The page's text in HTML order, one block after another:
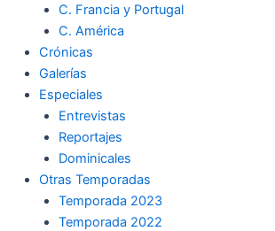
C. Francia y Portugal
C. América
Crónicas
Galerías
Especiales
Entrevistas
Reportajes
Dominicales
Otras Temporadas
Temporada 2023
Temporada 2022